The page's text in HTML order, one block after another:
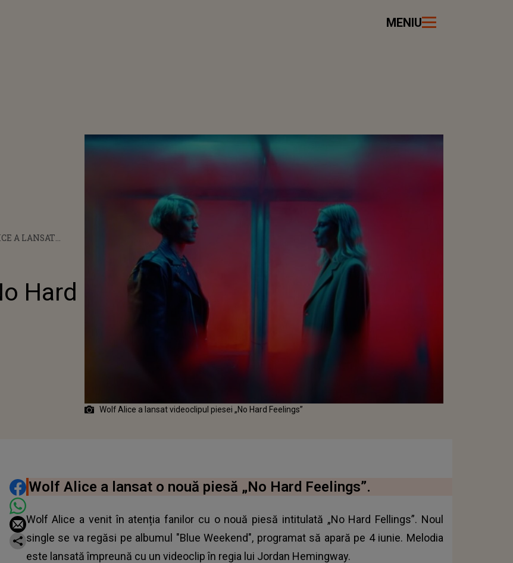
MENIU
A LANSAT
Hard
Wolf Alice a lansat videoclipul piesei „No Hard Feelings”
DISTRIBUIE ARTICOLUL
Wolf Alice a lansat o nouă piesă „No Hard Feelings”.
Wolf Alice a venit în atenția fanilor cu o nouă piesă intitulată „No Hard Fellings”. Noul
single se va regăsi pe albumul "Blue Weekend", programat să apară pe 4 iunie. Melodia
este lansată împreună cu un videoclipîn regia lui Jordan Hemingway.